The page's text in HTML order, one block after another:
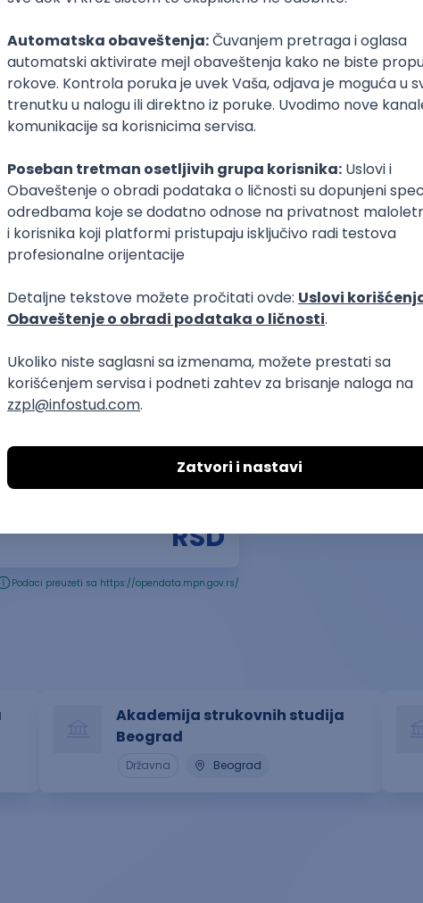
upis na ovaj fakultet i proveri
Opšte obrazovanje i
informisanost
2600+ pitanja
Srpski jezik i
400+ pitanja
💵
zaposleni primaju
RSD
Podaci preuzeti sa https://opendata.mpn.gov.rs/
Akademija strukovnih studija
Beograd
Državna Beograd